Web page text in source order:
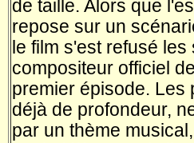
de taille. Alors que
repose sur un
le film s'est refusé
compositeur officiel
premier épisode. Les
déjà de profondeur,
par un thème